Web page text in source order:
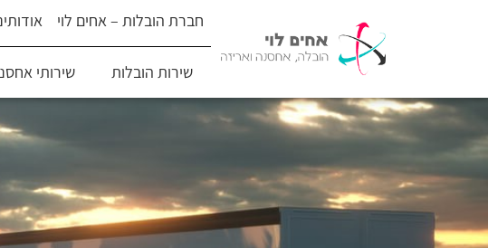
חברת הובלות – אחים לוי
שירות הובלות שירותי